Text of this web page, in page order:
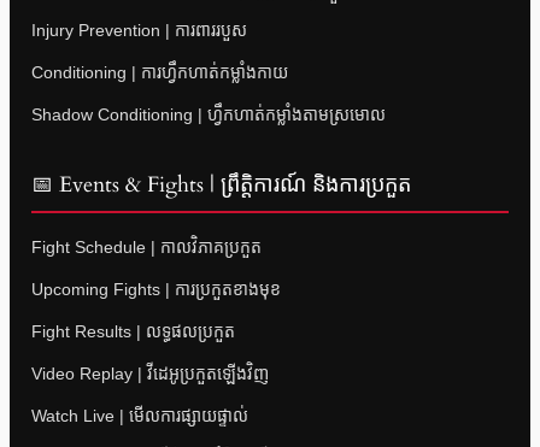
Injury Prevention | ការពាររបួស
Conditioning | ការហ្វឹកហាត់កម្លាំងកាយ
Shadow Conditioning | ហ្វឹកហាត់កម្លាំងតាមស្រមោល
📅 Events & Fights | ព្រឹត្តិការណ៍ និងការប្រកួត
Fight Schedule | កាលវិភាគប្រកួត
Upcoming Fights | ការប្រកួតខាងមុខ
Fight Results | លទ្ធផលប្រកួត
Video Replay | វីដេអូប្រកួតឡើងវិញ
Watch Live | មើលការផ្សាយផ្ទាល់